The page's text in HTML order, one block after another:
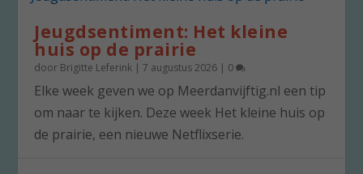
Jeugdsentiment: Het kleine
huis op de prairie
door Brigitte Leferink |7 augustus 2026 | 0
Elke week geven we op Meerdanvijftig.nl een tip
om naar te kijken. Deze week Het kleine huis op
de prairie, een nieuwe Netflixserie.